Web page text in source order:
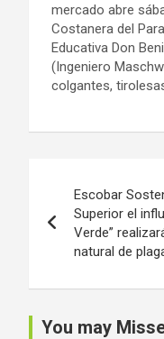
mercado abre
Costanera del
Educativa Don
(Ingeniero
colgantes,
de
entradas
Escobar
Superior el
Verde”
natural de
You may